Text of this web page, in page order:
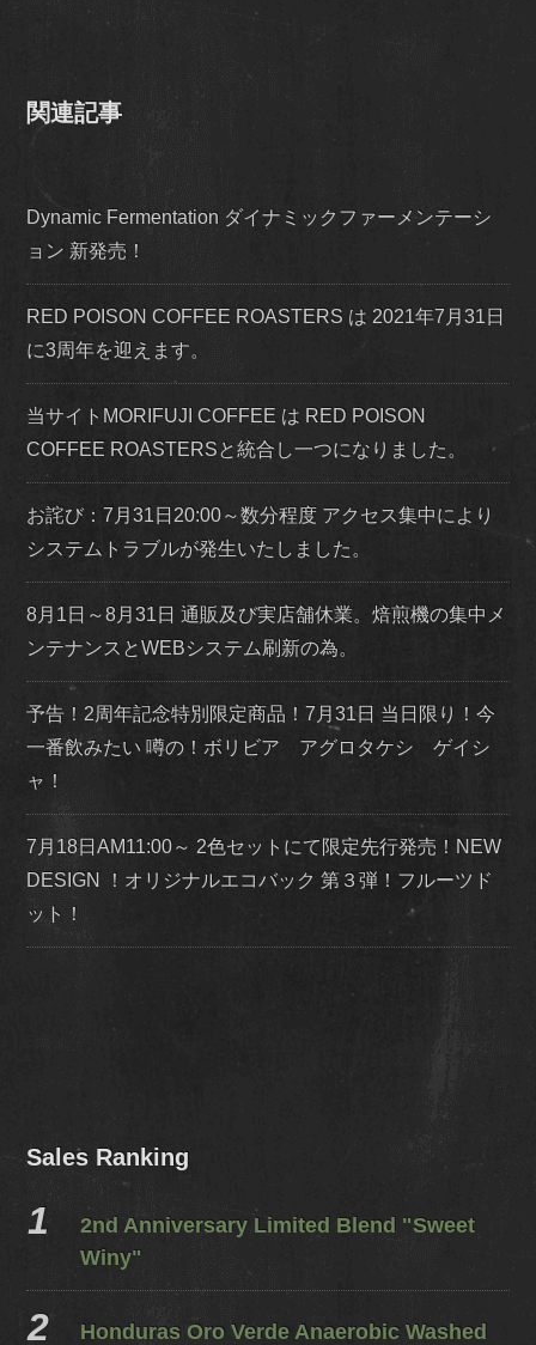
関連記事
Dynamic Fermentation ダイナミックファーメンテーシ
ョン 新発売！
RED POISON COFFEE ROASTERS は 2021年7月31日
に3周年を迎えます。
当サイトMORIFUJI COFFEE は RED POISON
COFFEE ROASTERSと統合し一つになりました。
お詫び：7月31日20:00～数分程度 アクセス集中により
システムトラブルが発生いたしました。
8月1日～8月31日 通販及び実店舗休業。焙煎機の集中メ
ンテナンスとWEBシステム刷新の為。
予告！2周年記念特別限定商品！7月31日 当日限り！今
一番飲みたい 噂の！ボリビア アグロタケシ ゲイシ
ャ！
7月18日AM11:00～ 2色セットにて限定先行発売！NEW
DESIGN ！オリジナルエコバック 第３弾！フルーツド
ット！
Sales Ranking
2nd Anniversary Limited Blend "Sweet
Winy"
Honduras Oro Verde Anaerobic Washed